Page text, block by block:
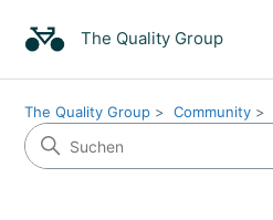
The Quality Group
The Quality Group Community